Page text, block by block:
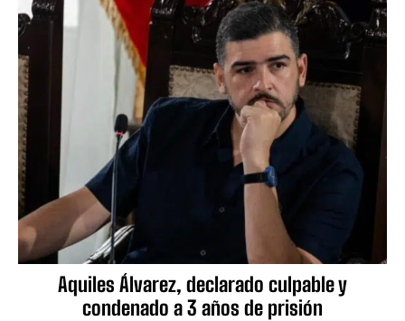
Aquiles Álvarez, declarado culpable y
condenado a 3 años de prisión